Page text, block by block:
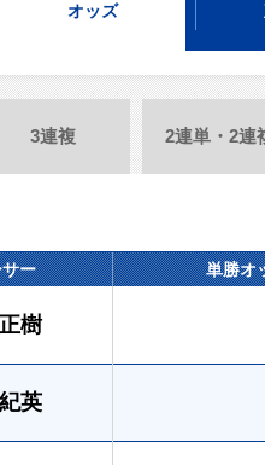
オッズ
3連複 2連単・2連
ー 単勝オ
樹
英